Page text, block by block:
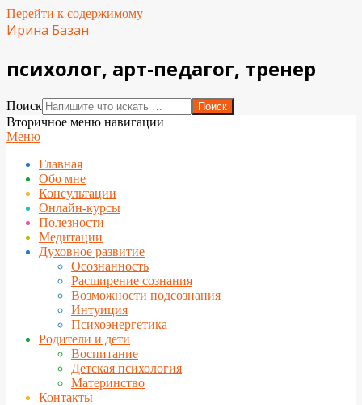
Перейти к содержимому
Ирина Базан
психолог, арт-педагог, тренер
Поиск
Вторичное меню навигации
Меню
Главная
Обо мне
Консультации
Онлайн-курсы
Полезности
Медитации
Духовное развитие
Осознанность
Расширение сознания
Возможности подсознания
Интуиция
Психоэнергетика
Родители и дети
Воспитание
Детская психология
Материнство
Контакты